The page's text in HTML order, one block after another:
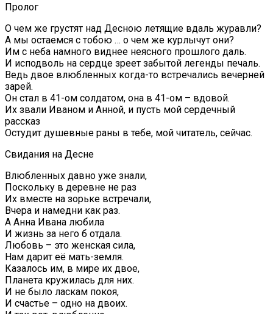
Пролог
О чем же грустят над Десною летящие вдаль журавли?
А мы остаемся с тобою … о чем же курлычут они?
Им с неба намного виднее неясного прошлого даль.
И исподволь на сердце зреет забытой легенды печаль.
Ведь двое влюбленных когда-то встречались вечерней
зарей.
Он стал в 41-ом солдатом, она в 41-ом – вдовой.
Их звали Иваном и Анной, и пусть мой сердечный
рассказ
Остудит душевные раны в тебе, мой читатель, сейчас.
Свидания на Десне
Влюбленных давно уже знали,
Поскольку в деревне не раз
Их вместе на зорьке встречали,
Вчера и намедни как раз.
А Анна Ивана любила
И жизнь за него б отдала.
Любовь – это женская сила,
Нам дарит её мать-земля.
Казалось им, в мире их двое,
Планета кружилась для них.
И не было ласкам покоя,
И счастье – одно на двоих.